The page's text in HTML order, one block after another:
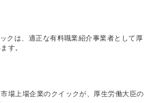
クは、適正な有料職業紹介事業者として厚
す。
場上場企業のクイックが、厚生労働大臣の